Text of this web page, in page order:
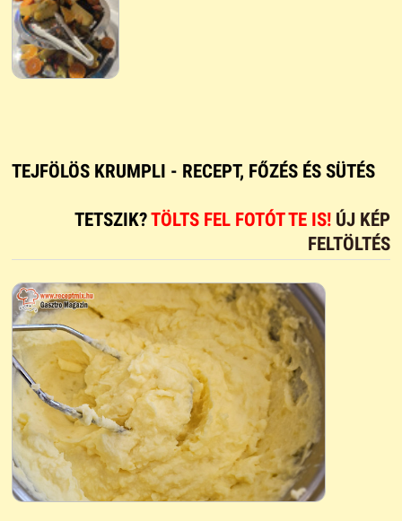
TEJFÖLÖS KRUMPLI - RECEPT, FŐZÉS ÉS SÜTÉS
TETSZIK?TÖLTS FEL FOTÓT TE IS! ÚJ KÉP
FELTÖLTÉS